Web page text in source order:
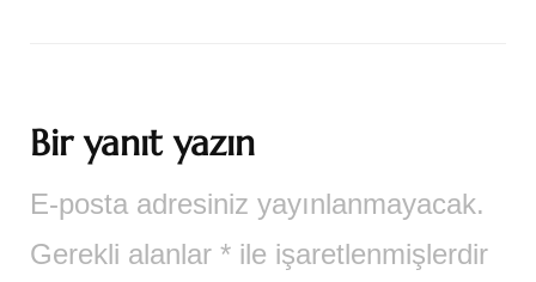
Bir yanıt yazın
E-posta adresiniz yayınlanmayacak.
Gerekli alanlar * ile işaretlenmişlerdir